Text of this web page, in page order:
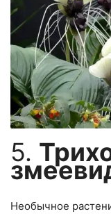
5.
Необычное